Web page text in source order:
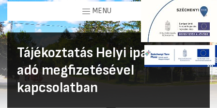
MENU
Tájékoztatás Helyi iparűzési
adó megfizetésével
kapcsolatban